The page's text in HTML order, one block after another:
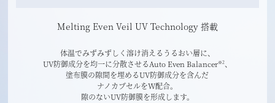
Melting Even Veil UV Technology 搭載
体温でみずみずしく溶け消えるうるおい層に、
UV防御成分を均一に分散させるAuto Even Balancer※2、
塗布膜の隙間を埋めるUV防御成分を含んだ
ナノカプセルをW配合。
隙のないUV防御膜を形成します。